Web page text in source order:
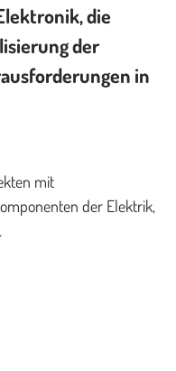
die
der
in
mit
der Elektrik,